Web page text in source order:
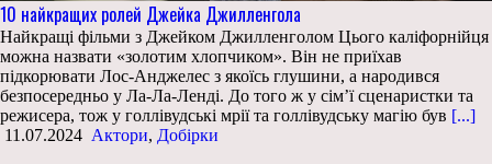
10 найкращих ролей Джейка Джилленгола
Найкращі фільми з Джейком Джилленголом Цього каліфорнійця
можна назвати «золотим хлопчиком». Він не приїхав
підкорювати Лос-Анджелес з якоїсь глушини, а народився
безпосередньо у Ла-Ла-Ленді. До того ж у сім’ї сценаристки та
режисера, тож у голлівудські мрії та голлівудську магію був [...]
11.07.2024 Актори, Добірки